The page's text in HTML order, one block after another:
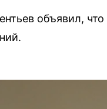
объявил,